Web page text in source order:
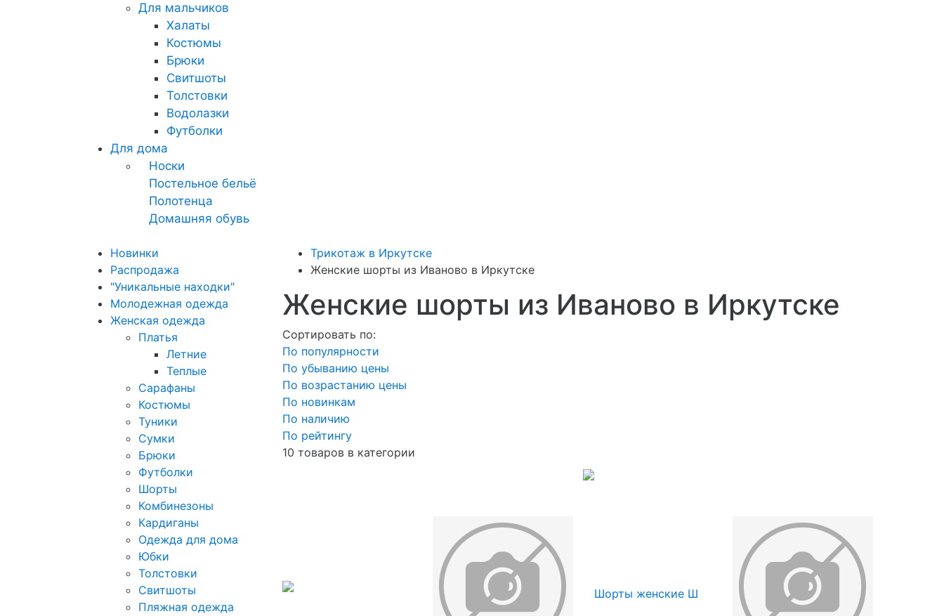
Для мальчиков
Халаты
Костюмы
Брюки
Свитшоты
Толстовки
Водолазки
Футболки
Для дома
Носки
Постельное бельё
Полотенца
Домашняя обувь
Новинки
Распродажа
"Уникальные находки"
Молодежная одежда
Женская одежда
Платья
Летние
Теплые
Сарафаны
Костюмы
Туники
Сумки
Брюки
Футболки
Шорты
Комбинезоны
Кардиганы
Одежда для дома
Юбки
Толстовки
Свитшоты
Пляжная одежда
Трикотаж в Иркутске
Женские шорты из Иваново в Иркутске
Женские шорты из Иваново в Иркутске
Сортировать по:
По популярности
По убыванию цены
По возрастанию цены
По новинкам
По наличию
По рейтингу
10 товаров в категории